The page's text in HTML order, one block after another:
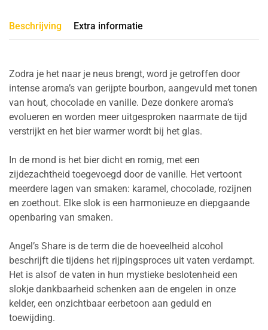
Beschrijving Extra informatie
Zodra je het naar je neus brengt, word je getroffen door
intense aroma’s van gerijpte bourbon, aangevuld met tonen
van hout, chocolade en vanille. Deze donkere aroma’s
evolueren en worden meer uitgesproken naarmate de tijd
verstrijkt en het bier warmer wordt bij het glas.
In de mond is het bier dicht en romig, met een
zijdezachtheid toegevoegd door de vanille. Het vertoont
meerdere lagen van smaken: karamel, chocolade, rozijnen
en zoethout. Elke slok is een harmonieuze en diepgaande
openbaring van smaken.
Angel’s Share is de term die de hoeveelheid alcohol
beschrijft die tijdens het rijpingsproces uit vaten verdampt.
Het is alsof de vaten in hun mystieke beslotenheid een
slokje dankbaarheid schenken aan de engelen in onze
kelder, een onzichtbaar eerbetoon aan geduld en
toewijding.